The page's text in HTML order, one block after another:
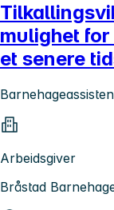
mulighet
et senere
Arbeidsgiver
Bråstad